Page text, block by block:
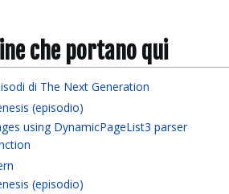
che portano qui
di The Next Generation
(episodio)
using DynamicPageList3 parser
(episodio)